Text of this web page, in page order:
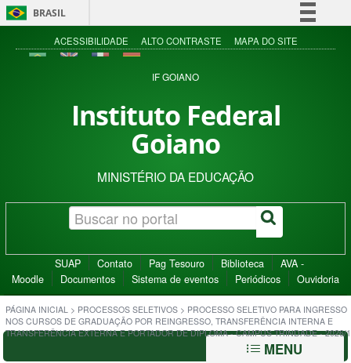
BRASIL
Simplifique!
Acesso à informação
ACESSIBILIDADE ALTO CONTRASTE MAPA DO SITE
IF GOIANO
Instituto Federal
Goiano
MINISTÉRIO DA EDUCAÇÃO
SUAP Contato Pag Tesouro Biblioteca
AVA -
Moodle
Documentos Sistema de eventos Periódicos Ouvidoria
PÁGINA INICIAL > PROCESSOS SELETIVOS > PROCESSO SELETIVO PARA INGRESSO
NOS CURSOS DE GRADUAÇÃO POR REINGRESSO, TRANSFERÊNCIA INTERNA E
TRANSFERÊNCIA EXTERNA E PORTADOR DE DIPLOMA - CAMPUS TRINDADE - 2026/1
MENU